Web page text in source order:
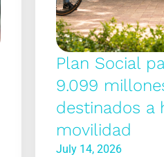
Plan Social
9.099
destinados a
movilidad
July 14, 2026